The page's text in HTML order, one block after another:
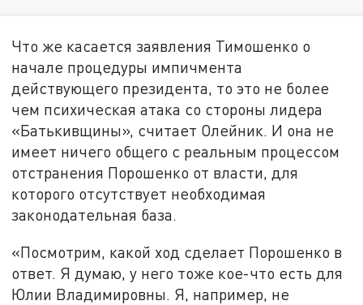
Что же касается заявления Тимошенко о
начале процедуры импичмента
действующего президента, то это не более
чем психическая атака со стороны лидера
«Батькивщины», считает Олейник. И она не
имеет ничего общего с реальным процессом
отстранения Порошенко от власти, для
которого отсутствует необходимая
законодательная база.
«Посмотрим, какой ход сделает Порошенко в
ответ. Я думаю, у него тоже кое-что есть для
Юлии Владимировны. Я, например, не